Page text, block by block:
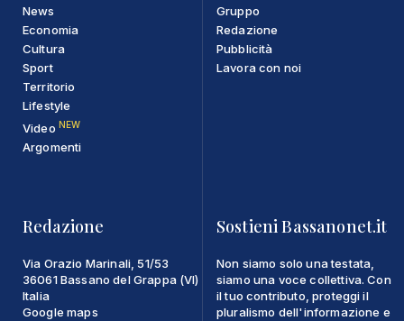
News
Economia
Cultura
Sport
Territorio
Lifestyle
Video NEW
Argomenti
Gruppo
Redazione
Pubblicità
Lavora con noi
Redazione
Via Orazio Marinali, 51/53
36061 Bassano del Grappa (VI)
Italia
Google maps
Sostieni Bassanonet.it
Non siamo solo una testata,
siamo una voce collettiva. Con
il tuo contributo, proteggi il
pluralismo dell'informazione e